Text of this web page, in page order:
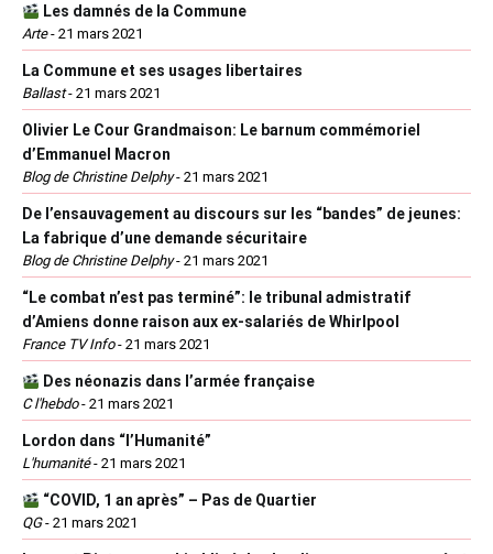
Les damnés de la Commune
Arte- 21 mars 2021
La Commune et ses usages libertaires
Ballast- 21 mars 2021
Olivier Le Cour Grandmaison: Le barnum commémoriel
d’Emmanuel Macron
Blog de Christine Delphy- 21 mars 2021
De l’ensauvagement au discours sur les “bandes” de jeunes:
La fabrique d’une demande sécuritaire
Blog de Christine Delphy- 21 mars 2021
“Le combat n’est pas terminé”: le tribunal admistratif
d’Amiens donne raison aux ex-salariés de Whirlpool
France TV Info- 21 mars 2021
Des néonazis dans l’armée française
C l'hebdo- 21 mars 2021
Lordon dans “l’Humanité”
L'humanité- 21 mars 2021
“COVID, 1 an après” – Pas de Quartier
QG- 21 mars 2021